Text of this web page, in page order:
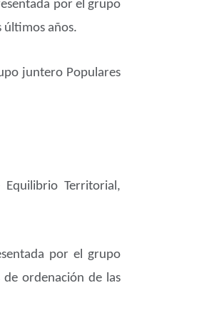
por el grupo
últimos años.
juntero Populares
Territorial,
por el grupo
de ordenación de las